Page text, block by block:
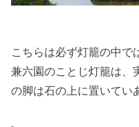
こちらは必ず灯籠の中で
兼六園のことじ灯籠は、
の脚は石の上に置いてい